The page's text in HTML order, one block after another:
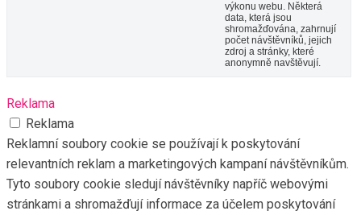
výkonu webu. Některá
data, která jsou
shromažďována, zahrnují
počet návštěvníků, jejich
zdroj a stránky, které
anonymně navštěvují.
Reklama
Reklama
Reklamní soubory cookie se používají k poskytování
relevantních reklam a marketingových kampaní návštěvníkům.
Tyto soubory cookie sledují návštěvníky napříč webovými
stránkami a shromažďují informace za účelem poskytování